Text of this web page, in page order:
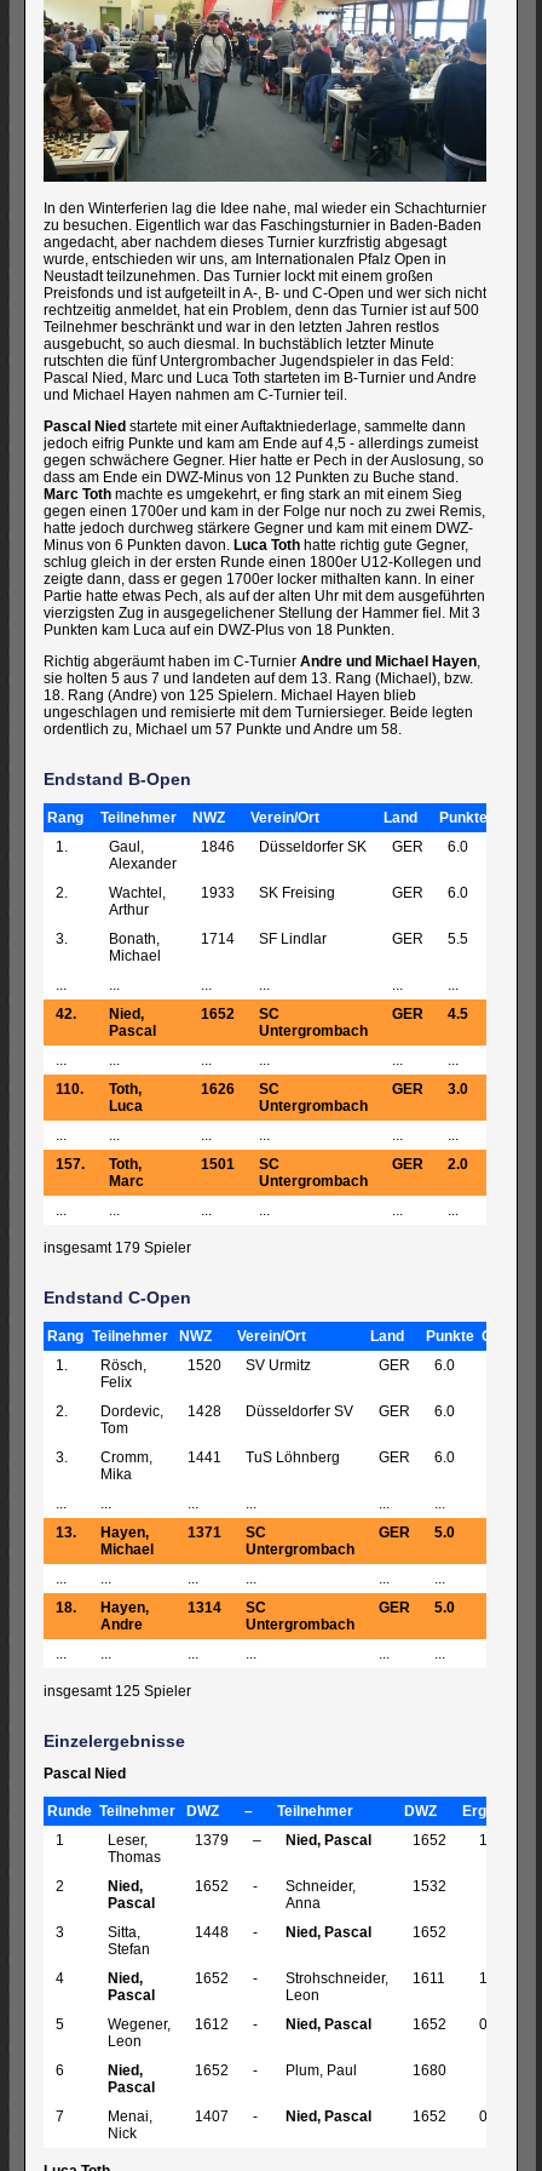
In den Winterferien lag die Idee nahe, mal wieder ein Schachturnier
zu besuchen. Eigentlich war das Faschingsturnier in Baden-Baden
angedacht, aber nachdem dieses Turnier kurzfristig abgesagt
wurde, entschieden wir uns, am Internationalen Pfalz Open in
Neustadt teilzunehmen. Das Turnier lockt mit einem großen
Preisfonds und ist aufgeteilt in A-, B- und C-Open und wer sich nicht
rechtzeitig anmeldet, hat ein Problem, denn das Turnier ist auf 500
Teilnehmer beschränkt und war in den letzten Jahren restlos
ausgebucht, so auch diesmal. In buchstäblich letzter Minute
rutschten die fünf Untergrombacher Jugendspieler in das Feld:
Pascal Nied, Marc und Luca Toth starteten im B-Turnier und Andre
und Michael Hayen nahmen am C-Turnier teil.
Pascal Nied startete mit einer Auftaktniederlage, sammelte dann
jedoch eifrig Punkte und kam am Ende auf 4,5 - allerdings zumeist
gegen schwächere Gegner. Hier hatte er Pech in der Auslosung, so
dass am Ende ein DWZ-Minus von 12 Punkten zu Buche stand.
Marc Toth machte es umgekehrt, er fing stark an mit einem Sieg
gegen einen 1700er und kam in der Folge nur noch zu zwei Remis,
hatte jedoch durchweg stärkere Gegner und kam mit einem DWZ-
Minus von 6 Punkten davon. Luca Toth hatte richtig gute Gegner,
schlug gleich in der ersten Runde einen 1800er U12-Kollegen und
zeigte dann, dass er gegen 1700er locker mithalten kann. In einer
Partie hatte etwas Pech, als auf der alten Uhr mit dem ausgeführten
vierzigsten Zug in ausgegelichener Stellung der Hammer fiel. Mit 3
Punkten kam Luca auf ein DWZ-Plus von 18 Punkten.
Richtig abgeräumt haben im C-Turnier Andre und Michael Hayen
sie holten 5 aus 7 und landeten auf dem 13. Rang (Michael), bzw.
18. Rang (Andre) von 125 Spielern. Michael Hayen blieb
ungeschlagen und remisierte mit dem Turniersieger. Beide legten
ordentlich zu, Michael um 57 Punkte und Andre um 58.
Endstand B-Open
Rang Teilnehmer NWZ Verein/Ort Land Punkte
1.
Gaul,
Alexander
1846 Düsseldorfer SK GER 6.0
2.
Wachtel,
Arthur
1933 SK Freising GER 6.0
3.
Bonath,
Michael
1714 SF Lindlar GER 5.5
42.
Nied,
Pascal
1652
SC
Untergrombach
GER 4.5
110.
Toth,
Luca
1626
SC
Untergrombach
GER 3.0
157.
Toth,
Marc
1501
SC
Untergrombach
GER 2.0
insgesamt 179 Spieler
Endstand C-Open
Rang Teilnehmer NWZ Verein/Ort Land Punkte GegW
1.
Rösch,
Felix
1520 SV Urmitz GER 6.0
2.
Dordevic,
Tom
1428 Düsseldorfer SV GER 6.0
3.
Cromm,
Mika
1441 TuS Löhnberg GER 6.0
13.
Hayen,
Michael
1371
SC
Untergrombach
GER 5.0
18.
Hayen,
Andre
1314
SC
Untergrombach
GER 5.0
insgesamt 125 Spieler
Einzelergebnisse
Pascal Nied
Runde Teilnehmer DWZ – Teilnehmer DWZ
Ergebnis
1
Leser,
Thomas
1379 – Nied, Pascal 1652 1 - 0
2
Nied,
Pascal
1652 -
Schneider,
Anna
1532
3
Sitta,
Stefan
1448 - Nied, Pascal 1652
4
Nied,
Pascal
1652 -
Strohschneider,
Leon
1611 1 - 0
5
Wegener,
Leon
1612 - Nied, Pascal 1652 0 - 1
6
Nied,
Pascal
1652 - Plum, Paul 1680
7
Menai,
Nick
1407 - Nied, Pascal 1652 0 - 1